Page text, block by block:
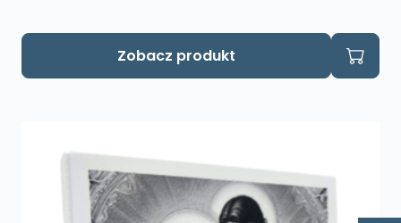
Zobacz produkt